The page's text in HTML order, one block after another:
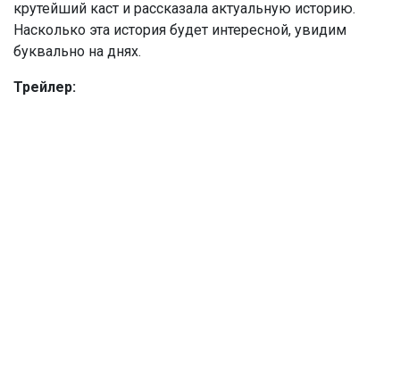
крутейший каст и рассказала актуальную историю.
Насколько эта история будет интересной, увидим
буквально на днях.
Трейлер: